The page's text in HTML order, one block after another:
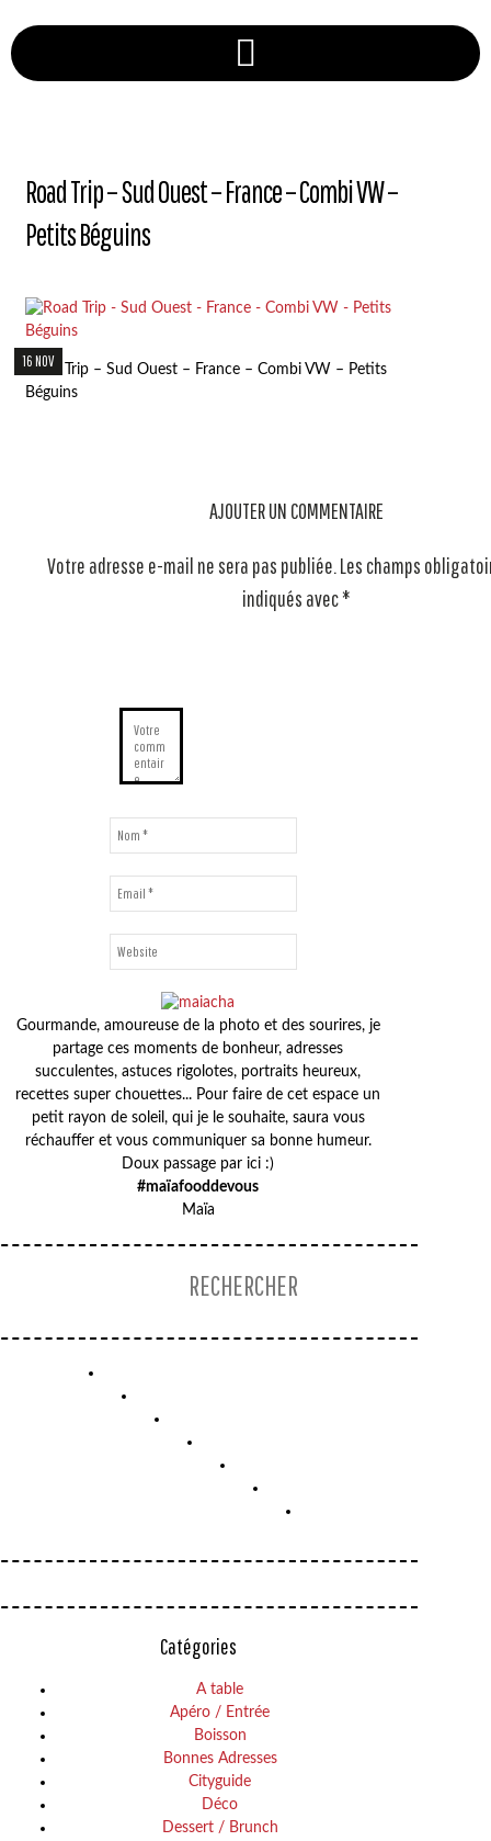
Road Trip – Sud Ouest – France – Combi VW –
Petits Béguins
16 NOV
Road Trip – Sud Ouest – France – Combi VW – Petits
Béguins
AJOUTER UN COMMENTAIRE
Votre adresse e-mail ne sera pas publiée.Les champs
indiqués avec*
Gourmande, amoureuse de la photo et des sourires, je
partage ces moments de bonheur, adresses
succulentes, astuces rigolotes, portraits heureux,
recettes super chouettes... Pour faire de cet espace un
petit rayon de soleil, qui je le souhaite, saura vous
réchauffer et vous communiquer sa bonne humeur.
Doux passage par ici :)
#maïafooddevous
Maïa
Catégories
A table
Apéro / Entrée
Boisson
Bonnes Adresses
Cityguide
Déco
Dessert / Brunch